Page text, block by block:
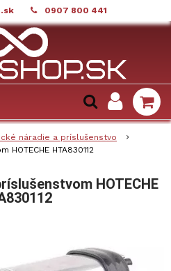
0907 800 441
náradie a príslušenstvo
HTA830112
HOTECHE